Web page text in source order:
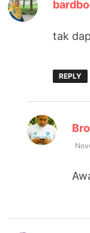
tak
REPLY